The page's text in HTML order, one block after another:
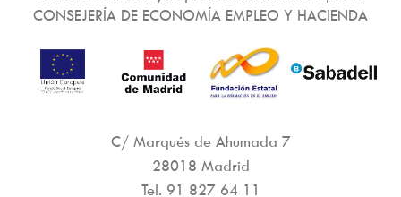
CONSEJERÍA DE ECONOMÍA EMPLEO Y HACIENDA
C/ Marqués de Ahumada 7
28018 Madrid
Tel. 91 827 64 11